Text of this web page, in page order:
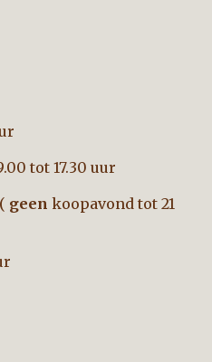
tot 17.30 uur
geen koopavond tot 21